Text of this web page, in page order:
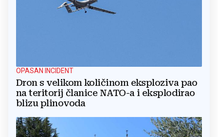
OPASAN INCIDENT
Dron s velikom količinom eksploziva pao
na teritorij članice NATO-a i eksplodirao
blizu plinovoda